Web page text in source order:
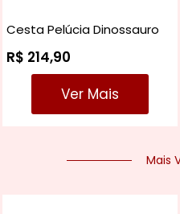
Cesta Pelúcia Dinossauro
R$ 214,90
Ver Mais
Mais